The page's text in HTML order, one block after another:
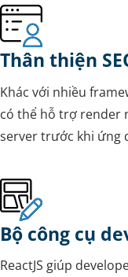
Thân thiện
Khác với nhiều
có thể hỗ trợ render
server trước khi ứng
Bộ công cụ
ReactJS giúp